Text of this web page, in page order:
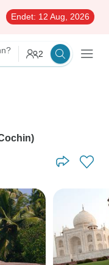
Endet: 12 Aug, 2026
2